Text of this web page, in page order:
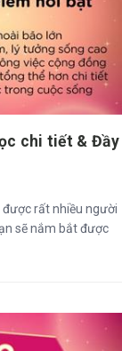
chi tiết & Đầy
được rất nhiều người
sẽ nắm bắt được